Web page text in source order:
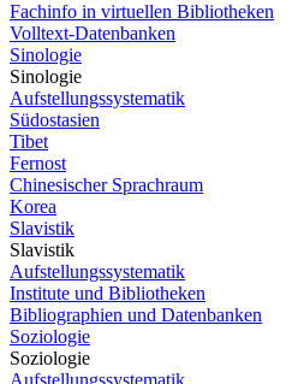
Fachinfo in virtuellen Bibliotheken
Volltext-Datenbanken
Sinologie
Sinologie
Aufstellungssystematik
Südostasien
Tibet
Fernost
Chinesischer Sprachraum
Korea
Slavistik
Slavistik
Aufstellungssystematik
Institute und Bibliotheken
Bibliographien und Datenbanken
Soziologie
Soziologie
Aufstellungssystematik